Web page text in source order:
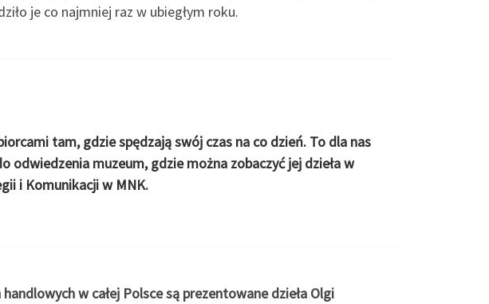
je co najmniej raz w ubiegłym roku.
tam, gdzie spędzają swój czas na co dzień. To dla nas
muzeum, gdzie można zobaczyć jej dzieła w
i Komunikacji w MNK.
w całej Polsce są prezentowane dzieła Olgi